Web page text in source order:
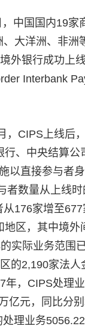
中国国内19家
、大洋洲、非洲
外银行成功上
Interbank
，CIPS上线后
行、中央结算公
以直接参与者
者数量从上线
从176家增至
地区，其中境外
实际业务范围
的2,190家法人
年，CIPS处理
亿元，同比分
理业务